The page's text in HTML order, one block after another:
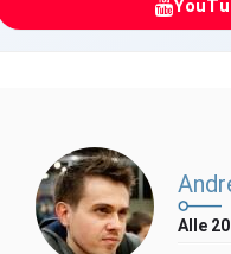
Alle